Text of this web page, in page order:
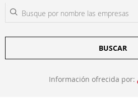
BUSCAR
Información ofrecida por: